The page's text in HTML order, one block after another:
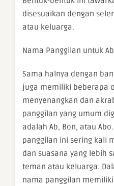
disesuaikan dengan
atau keluarga.
Nama Panggilan untuk
Sama halnya dengan
juga memiliki beberapa
menyenangkan dan
panggilan yang umum
adalah Ab, Bon, atau
panggilan ini sering kali
dan suasana yang lebih
teman atau keluarga.
nama panggilan